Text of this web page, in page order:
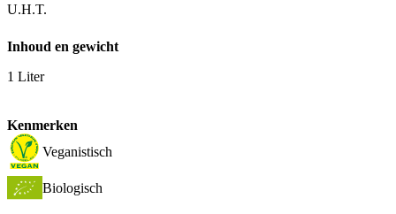
U.H.T.
Inhoud en gewicht
1 Liter
Kenmerken
Veganistisch
Biologisch